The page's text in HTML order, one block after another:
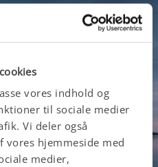
vores indhold og
til sociale medier
Vi deler også
hjemmeside med
medier,